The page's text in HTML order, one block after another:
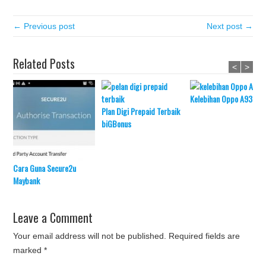
← Previous post Next post →
Related Posts
Cara Guna Secure2u
Maybank
Plan Digi Prepaid Terbaik
biGBonus
Kelebihan Oppo A93
< >
Leave a Comment
Your email address will not be published. Required fields are
marked*